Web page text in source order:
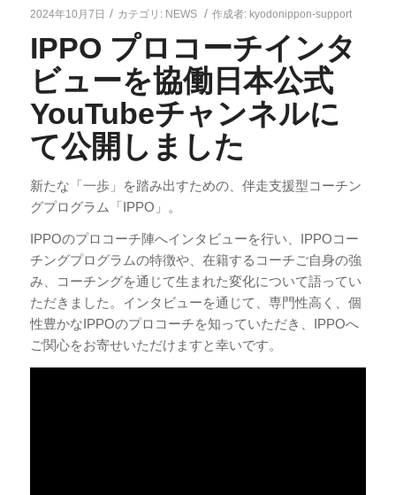
2024年10月7日 / カテゴリ: NEWS / 作成者: kyodonippon-support
IPPO プロコーチインタ
ビューを協働日本公式
YouTubeチャンネルに
て公開しました
新たな「一歩」を踏み出すための、伴走支援型コーチン
グプログラム「IPPO」。
IPPOのプロコーチ陣へインタビューを行い、IPPOコー
チングプログラムの特徴や、在籍するコーチご自身の強
み、コーチングを通じて生まれた変化について語ってい
ただきました。インタビューを通じて、専門性高く、個
性豊かなIPPOのプロコーチを知っていただき、IPPOへ
ご関心をお寄せいただけますと幸いです。